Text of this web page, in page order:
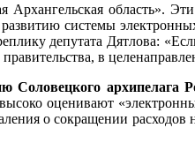
область».
системы
депутата Дятлова:
в
Соловецкого
оценивают
о сокращении расходов